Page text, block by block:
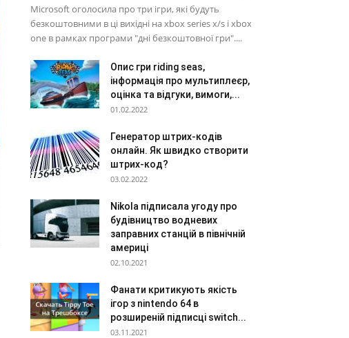
Microsoft оголосила про три ігри, які будуть
безкоштовними в ці вихідні на xbox series x/s і xbox
one в рамках програми "дні безкоштовної гри"....
Опис гри riding seas,
інформація про мультиплеєр,
оцінка та відгуки, вимоги,...
01.02.2022
Генератор штрих-кодів
онлайн. Як швидко створити
штрих-код?
03.02.2022
Nikola підписала угоду про
будівництво водневих
заправних станцій в північній
америці
02.10.2021
Фанати критикують якість
ігор з nintendo 64 в
розширеній підписці switch...
03.11.2021